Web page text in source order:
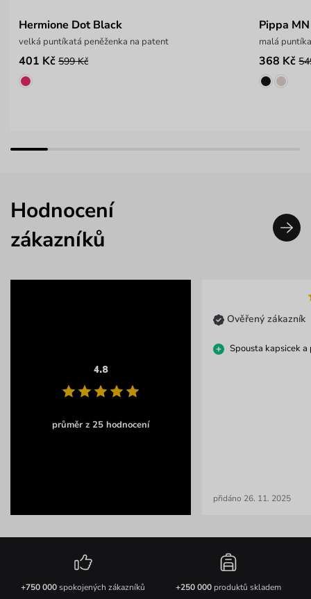
Hermione Dot Black
velká puntíkatá peněženka na patent
401 Kč 599 Kč
Pippa
malá
368 Kč
Hodnocení
zákazníků
4.8
průměr z 25 hodnocení
Ověřený zákazník
Spousta kapsicek
přidáno 26. 11. 2025
+750 000spokojených zákazníků +250 000produktů skladem